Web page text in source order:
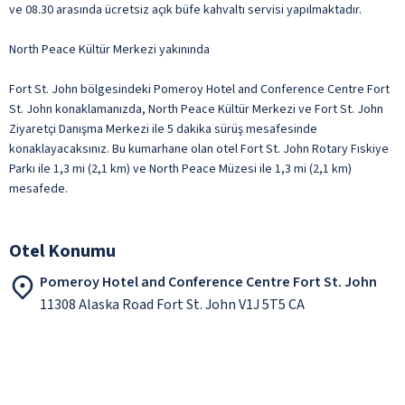
ve 08.30 arasında ücretsiz açık büfe kahvaltı servisi yapılmaktadır.
North Peace Kültür Merkezi yakınında
Fort St. John bölgesindeki Pomeroy Hotel and Conference Centre Fort
St. John konaklamanızda, North Peace Kültür Merkezi ve Fort St. John
Ziyaretçi Danışma Merkezi ile 5 dakika sürüş mesafesinde
konaklayacaksınız. Bu kumarhane olan otel Fort St. John Rotary Fıskiye
Parkı ile 1,3 mi (2,1 km) ve North Peace Müzesi ile 1,3 mi (2,1 km)
mesafede.
Otel Konumu
Pomeroy Hotel and Conference Centre Fort St. John
11308 Alaska Road Fort St. John V1J 5T5 CA